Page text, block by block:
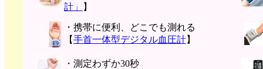
計」
】
・携帯に便利、どこでも測れる
【手首一体型デジタル血圧計】
・測定わずか30秒